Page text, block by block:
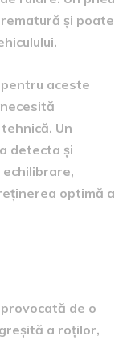
și poate
aceste
Un
detecta și
optimă a
de o
a roților,